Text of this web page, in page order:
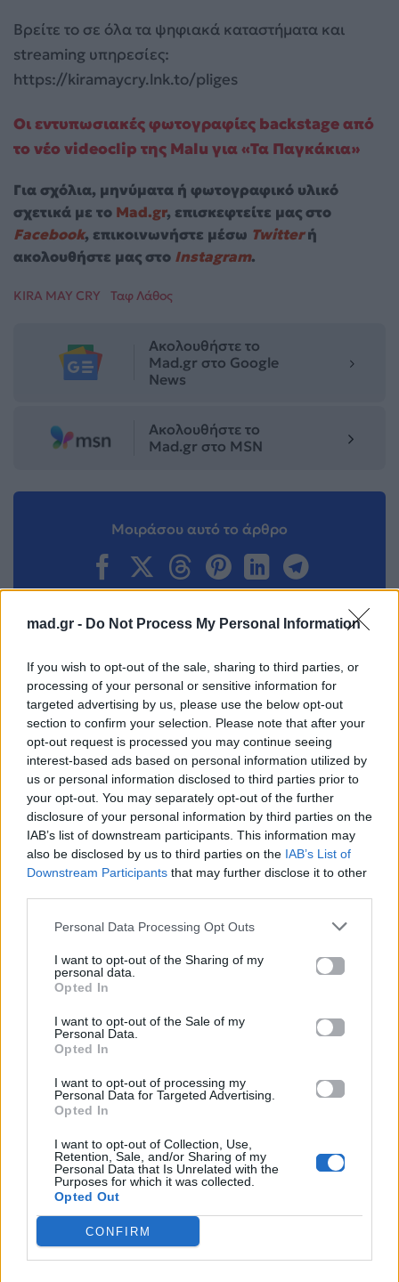
mad.gr - Do Not Process My Personal Information
If you wish to opt-out of the sale, sharing to third parties, or
processing of your personal or sensitive information for
targeted advertising by us, please use the below opt-out
section to confirm your selection. Please note that after your
opt-out request is processed you may continue seeing
interest-based ads based on personal information utilized by
us or personal information disclosed to third parties prior to
your opt-out. You may separately opt-out of the further
disclosure of your personal information by third parties on the
IAB’s list of downstream participants. This information may
also be disclosed by us to third parties on the IAB’s List of
Downstream Participants that may further disclose it to other
Personal Data Processing Opt Outs
I want to opt-out of the Sharing of my
personal data.
Opted In
I want to opt-out of the Sale of my
Personal Data.
Opted In
I want to opt-out of processing my
Personal Data for Targeted Advertising.
Opted In
I want to opt-out of Collection, Use,
Retention, Sale, and/or Sharing of my
Personal Data that Is Unrelated with the
Purposes for which it was collected.
Opted Out
CONFIRM
Βρείτε το σε όλα τα ψηφιακά καταστήματα και
streaming υπηρεσίες:
https://kiramaycry.lnk.to/pliges
Οι εντυπωσιακές φωτογραφίες backstage από
το νέο videoclip της Malu για «Τα Παγκάκια»
Για σχόλια, μηνύματα ή φωτογραφικό υλικό
σχετικά με το Mad.gr, επισκεφτείτε μας στο
Facebook, επικοινωνήστε μέσω Twitterή
ακολουθήστε μας στο Instagram.
KIRA MAY CRY Ταφ Λάθος
Ακολουθήστε το
Mad.gr στο Google
News
Ακολουθήστε το
Mad.gr στο MSN
Μοιράσου αυτό το άρθρο
Προηγούμενο
Η Jennifer Lopez
επιστρέφει στο
No.1 του Billboard
Guetta
30.04.2026
Επόμενο
Eurovision 2026: Ο
Akylas ξεκινά το
ταξίδι για τη
Ελλήνων
Καλλιτεχνών
δισκογραφία, πορεία
και σημαντικές στιγμές
μουσική σκηνή